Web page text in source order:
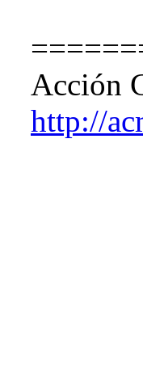
Acción
http://